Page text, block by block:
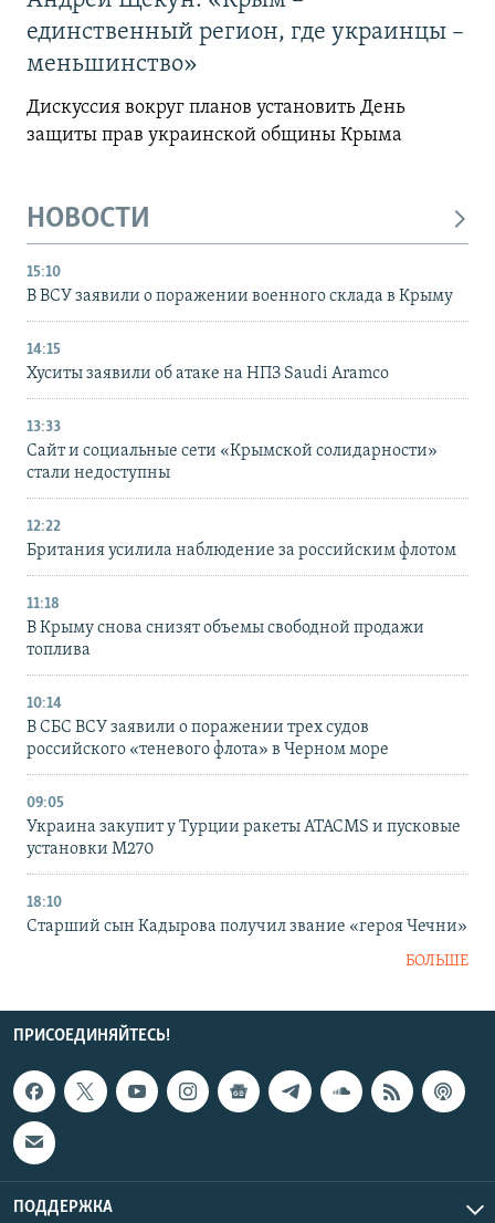
единственный регион, где украинцы –
меньшинство»
Дискуссия вокруг планов установить День
защиты прав украинской общины Крыма
НОВОСТИ
15:10
В ВСУ заявили о поражении военного склада в Крыму
14:15
Хуситы заявили об атаке на НПЗ Saudi Aramco
13:33
Сайт и социальные сети «Крымской солидарности»
стали недоступны
12:22
Британия усилила наблюдение за российским флотом
11:18
В Крыму снова снизят объемы свободной продажи
топлива
10:14
В СБС ВСУ заявили о поражении трех судов
российского «теневого флота» в Черном море
09:05
Украина закупит у Турции ракеты ATACMS и пусковые
установки M270
18:10
Старший сын Кадырова получил звание «героя Чечни»
БОЛЬШЕ
ПРИСОЕДИНЯЙТЕСЬ!
ПОДДЕРЖКА